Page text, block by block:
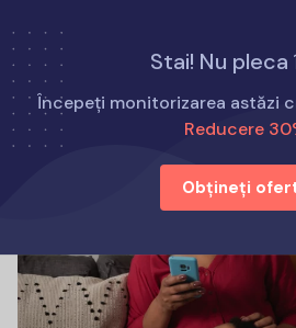
Stai! Nu pleca
Începeți monitorizarea astăzi
Reducere
Obțineți